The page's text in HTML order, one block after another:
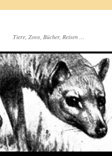
Tiere, Zoos, Bücher, Reisen …